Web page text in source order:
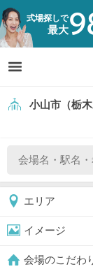
式場探しで
最大
小山市（栃
エリア
イメージ
会場のこだわ